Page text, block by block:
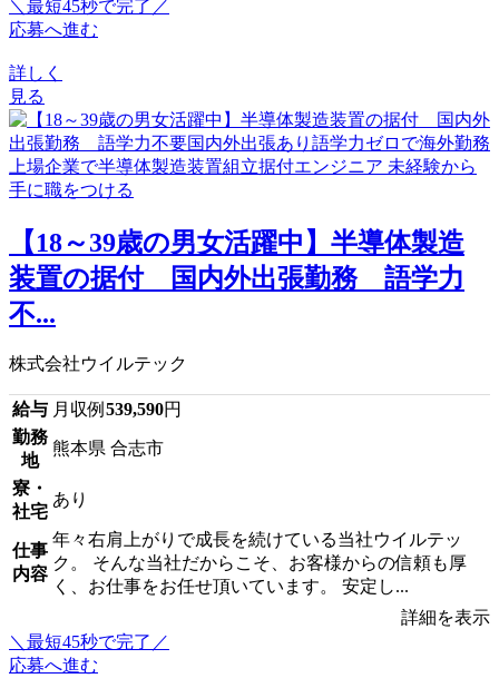
＼最短45秒で完了／
応募へ進む
詳しく
見る
【18～39歳の男女活躍中】半導体製造
装置の据付 国内外出張勤務 語学力
不...
株式会社ウイルテック
給与 月収例 539,590円
勤務
地
熊本県 合志市
寮・
社宅
あり
仕事
内容
年々右肩上がりで成長を続けている当社ウイルテッ
ク。 そんな当社だからこそ、お客様からの信頼も厚
く、お仕事をお任せ頂いています。 安定し...
詳細を表示
＼最短45秒で完了／
応募へ進む